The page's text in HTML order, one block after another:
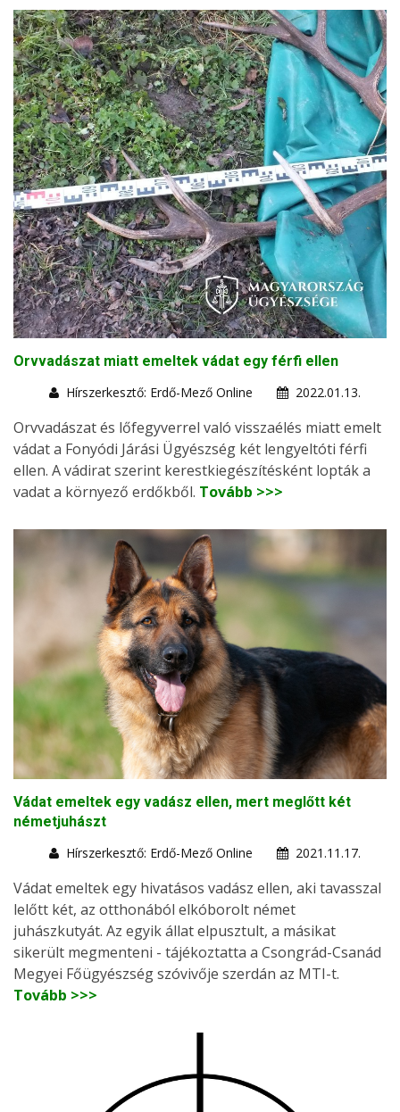
Orvvadászat miatt emeltek vádat egy férfi ellen
Hírszerkesztő: Erdő-Mező Online
2022.01.13.
Orvvadászat és lőfegyverrel való visszaélés miatt emelt
vádat a Fonyódi Járási Ügyészség két lengyeltóti férfi
ellen. A vádirat szerint kerestkiegészítésként lopták a
vadat a környező erdőkből. Tovább >>>
Vádat emeltek egy vadász ellen, mert meglőtt két
németjuhászt
Hírszerkesztő: Erdő-Mező Online
2021.11.17.
Vádat emeltek egy hivatásos vadász ellen, aki tavasszal
lelőtt két, az otthonából elkóborolt német
juhászkutyát. Az egyik állat elpusztult, a másikat
sikerült megmenteni - tájékoztatta a Csongrád-Csanád
Megyei Főügyészség szóvivője szerdán az MTI-t.
Tovább >>>